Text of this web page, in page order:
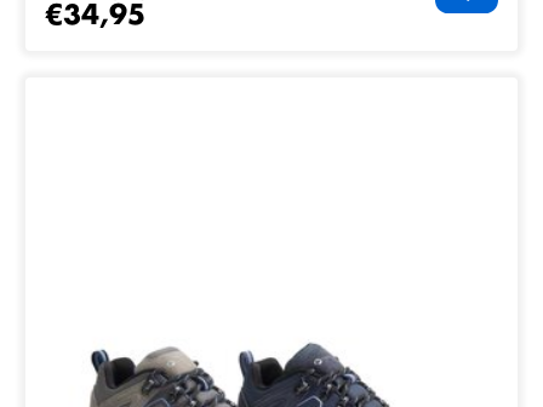
€34,95